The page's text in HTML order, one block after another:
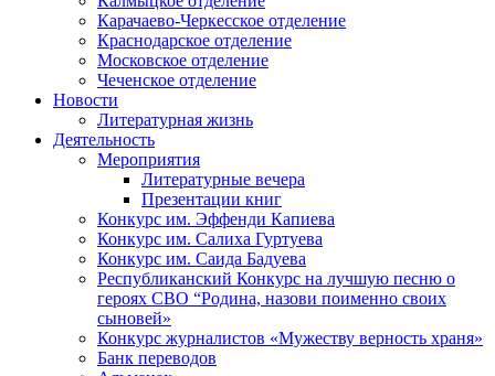
Карачаево-Черкесское отделение
Краснодарское отделение
Московское отделение
Чеченское отделение
Новости
Литературная жизнь
Деятельность
Мероприятия
Литературные вечера
Презентации книг
Конкурс им. Эффенди Капиева
Конкурс им. Салиха Гуртуева
Конкурс им. Саида Бадуева
Республиканский Конкурс на лучшую песню о
героях СВО “Родина, назови поименно своих
сыновей»
Конкурс журналистов «Мужеству верность храня»
Банк переводов